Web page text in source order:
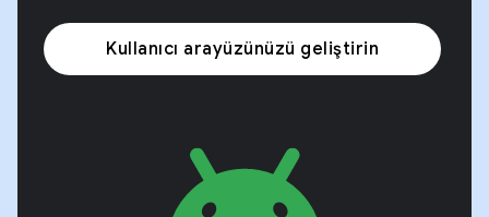
Kullanıcı arayüzünüzü geliştirin